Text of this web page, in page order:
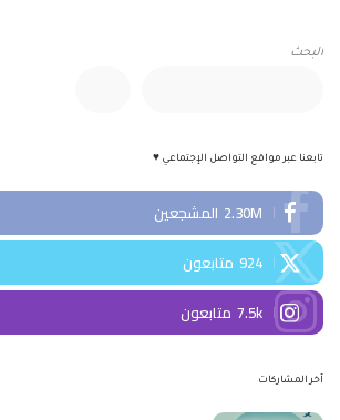
البحث
تابعنا عبر مواقع التواصل الإجتماعي ♥
2.30M المشجعين
924 متابعون
7.5k متابعون
آخر المشاركات